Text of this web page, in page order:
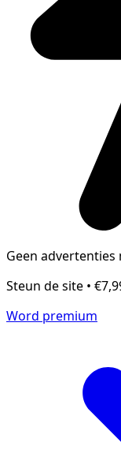
Geen advertenties
Steun de site •
Word premium